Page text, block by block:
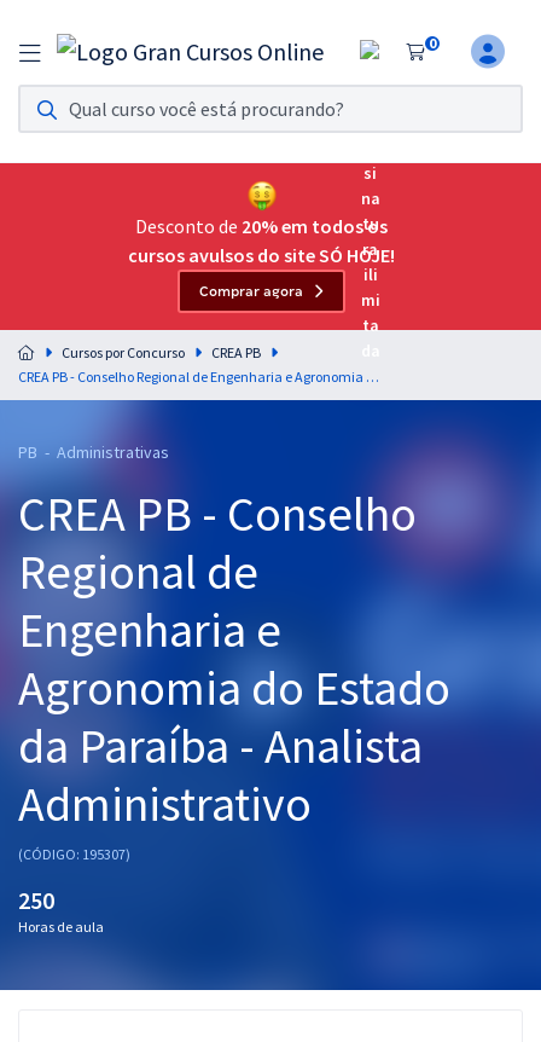
0
Assinatura Ilimitada 11
Acesso a todos os cursos. Teste grátis por 7 dias!
Assinatura OAB Até Passar
Acesso ilimitado a toda preparação para o Exame da
Residências Multiprofissionais
Preparação completa e intensiva para as principais
residências em saúde do Brasil
Cursos 20% OFF
Pós
Graduação
OAB
Mentorias
Questões grátis
Aprovados
Desconto de 20% em todos os
cursos avulsos do site SÓ HOJE!
Comprar agora
Cursos por Concurso
CREA PB
CREA PB - Conselho Regional de Engenharia e Agronomia do Estado da Paraíba - Analista Administrativo
PB - Administrativas
CREA PB - Conselho
Regional de
Engenharia e
Agronomia do Estado
da Paraíba - Analista
Administrativo
(CÓDIGO: 195307)
250
Horas de aula